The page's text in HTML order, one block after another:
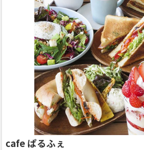
cafe ぱるふぇ